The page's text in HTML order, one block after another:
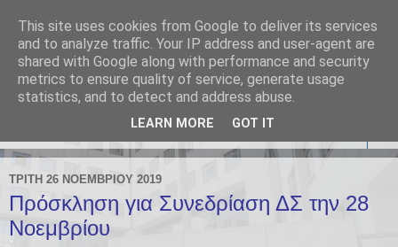
Σύλλογος Υπαλλήλων
Ελεγκτικού Συνεδρίου
ΤΡΊΤΗ 26 ΝΟΕΜΒΡΊΟΥ 2019
Πρόσκληση για Συνεδρίαση ΔΣ την 28
Νοεμβρίου
This site uses cookies from Google to deliver its services
and to analyze traffic. Your IP address and user-agent are
shared with Google along with performance and security
metrics to ensure quality of service, generate usage
statistics, and to detect and address abuse.
LEARN MORE GOT IT